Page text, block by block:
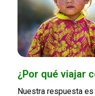
¿Por qué viajar
Nuestra respuesta